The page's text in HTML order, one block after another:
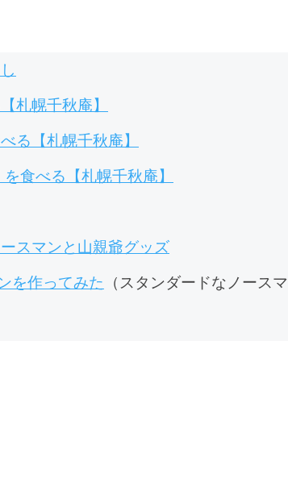
札幌千秋庵】
る【札幌千秋庵】
食べる【札幌千秋庵】
スマンと山親爺グッズ
を作ってみた （スタンダードなノースマ